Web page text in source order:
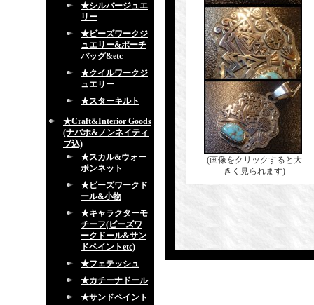
★シルバージュエ
リー
★ビーズワークジ
ュエリー&ポーチ
バッグ&etc
★クイルワークジ
ュエリー
★スターキルト
★Craft&Interior Goods
(ナバホ&ノンネイティ
ブ込)
★スカル&ウォー
ボンネット
★ビーズワークド
ール&小物
★キャラクターモ
チーフ(ビーズワ
ークドール&サン
ドペイントetc)
★フェテッシュ
★カチーナドール
★サンドペイント
(画像をクリックすると大
きく見られます)